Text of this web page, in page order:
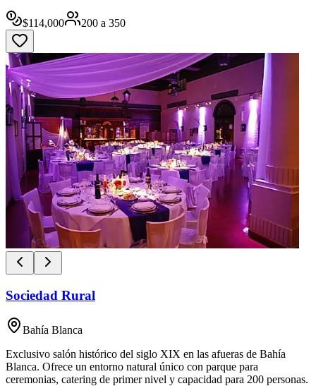
$114,000 200 a 350
Sociedad Rural
Bahía Blanca
Exclusivo salón histórico del siglo XIX en las afueras de Bahía
Blanca. Ofrece un entorno natural único con parque para
ceremonias, catering de primer nivel y capacidad para 200 personas.